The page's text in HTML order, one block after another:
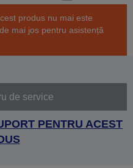
produs nu mai este
mai jos pentru asistență
de service
PENTRU ACEST